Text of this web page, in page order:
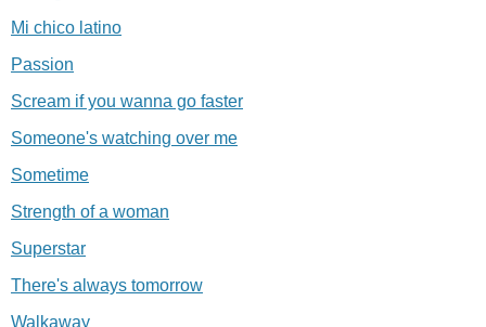
Mi chico latino
Passion
Scream if you wanna go faster
Someone's watching over me
Sometime
Strength of a woman
Superstar
There's always tomorrow
Walkaway